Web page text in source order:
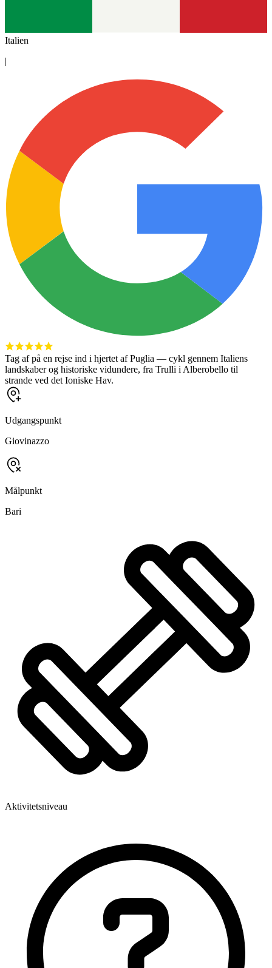
Italien
|
Tag af på en rejse ind i hjertet af Puglia — cykl gennem Italiens
landskaber og historiske vidundere, fra Trulli i Alberobello til
strande ved det Ioniske Hav.
Udgangspunkt
Giovinazzo
Målpunkt
Bari
Aktivitetsniveau